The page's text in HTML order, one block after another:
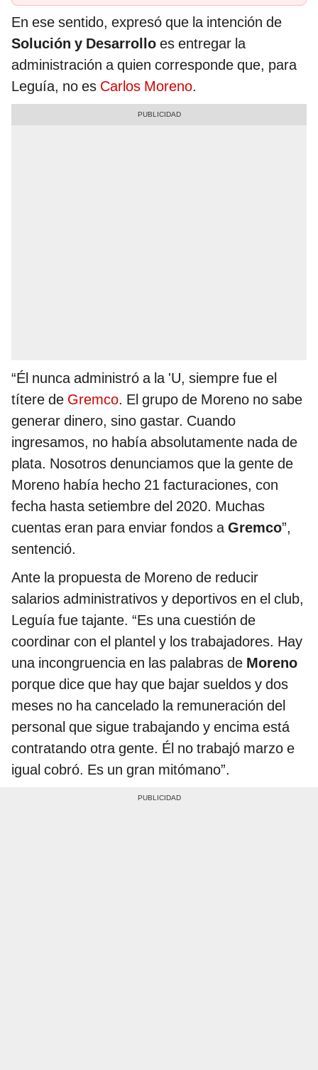
En ese sentido, expresó que la intención de
Solución y Desarrollo es entregar la
administración a quien corresponde que, para
Leguía, no es Carlos Moreno.
“Él nunca administró a la 'U, siempre fue el
títere de Gremco. El grupo de Moreno no sabe
generar dinero, sino gastar. Cuando
ingresamos, no había absolutamente nada de
plata. Nosotros denunciamos que la gente de
Moreno había hecho 21 facturaciones, con
fecha hasta setiembre del 2020. Muchas
cuentas eran para enviar fondos aGremco”,
sentenció.
Ante la propuesta de Moreno de reducir
salarios administrativos y deportivos en el club,
Leguía fue tajante. “Es una cuestión de
coordinar con el plantel y los trabajadores. Hay
una incongruencia en las palabras de Moreno
porque dice que hay que bajar sueldos y dos
meses no ha cancelado la remuneración del
personal que sigue trabajando y encima está
contratando otra gente. Él no trabajó marzo e
igual cobró. Es un gran mitómano”.